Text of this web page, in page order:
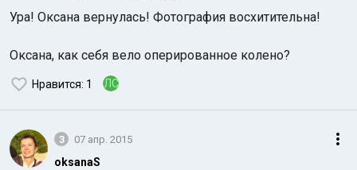
Ура! Оксана вернулась! Фотография восхитительна!
Оксана, как себя вело оперированное колено?
Нравится: 1 ЛС
3 07 апр. 2015
oksanaS